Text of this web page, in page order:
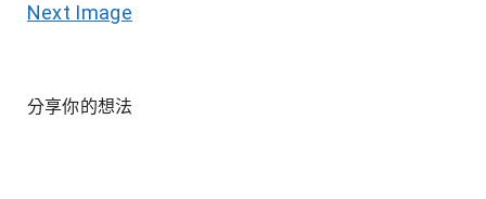
Next Image
分享你的想法